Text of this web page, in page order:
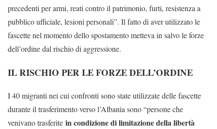
precedenti per armi, reati contro il patrimonio, furti, resistenza a
pubblico ufficiale, lesioni personali”. Il fatto di aver utilizzato le
fascette nel momento dello spostamento metteva in salvo le forze
dell’ordine dal rischio di aggressione.
IL RISCHIO PER LE FORZE DELL’ORDINE
I 40 migranti nei cui confronti sono state utilizzate delle fascette
durante il trasferimento verso l’Albania sono “persone che
venivano trasferite in condizione di limitazione della libertà